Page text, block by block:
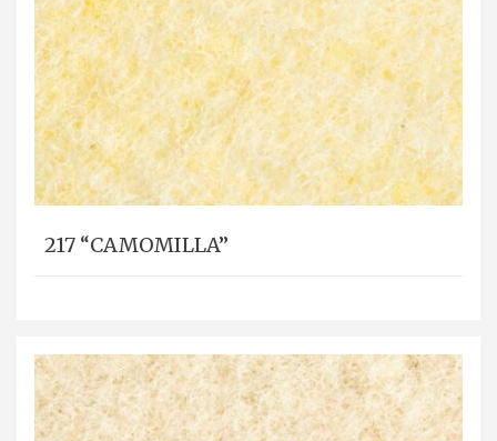
217 “CAMOMILLA”